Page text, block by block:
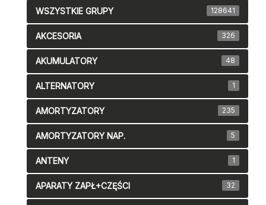
WSZYSTKIE GRUPY 128641
AKCESORIA 326
AKUMULATORY 48
ALTERNATORY 1
AMORTYZATORY 235
AMORTYZATORY NAP. 5
ANTENY 1
APARATY ZAPŁ+CZĘŚCI 32